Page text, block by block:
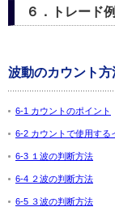
６．トレード例
波動のカウント方
6-1 カウントのポイント
6-2 カウントで使用する
6-3 １波の判断方法
6-4 ２波の判断方法
6-5 ３波の判断方法